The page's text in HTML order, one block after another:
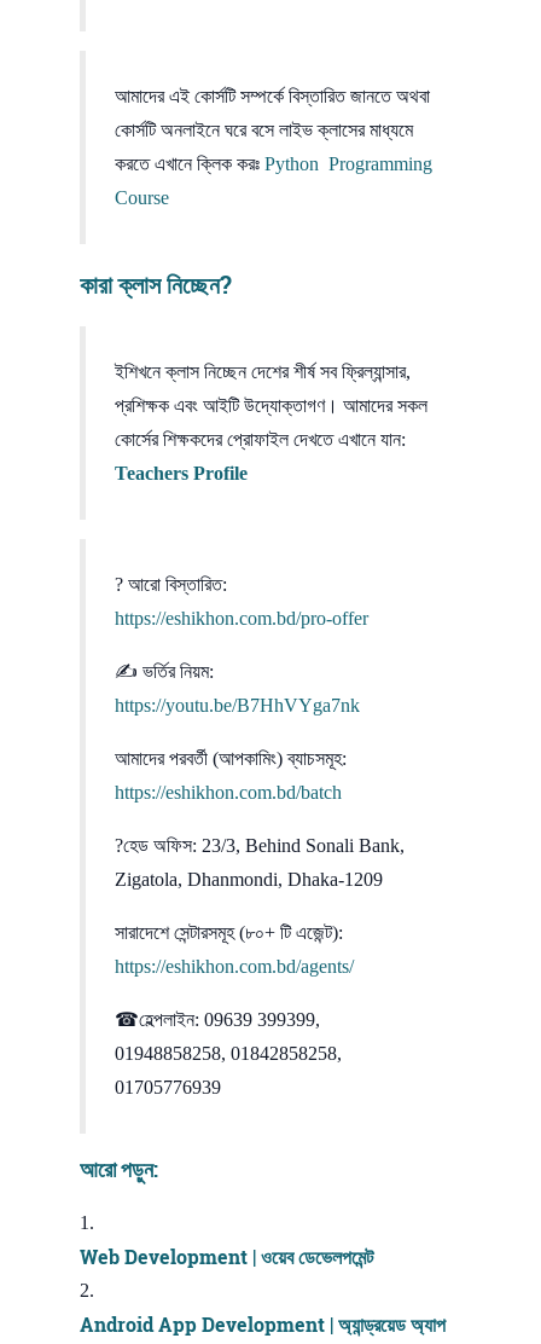
আমাদের এই কোর্সটি সম্পর্কে বিস্তারিত জানতে অথবা
কোর্সটি অনলাইনে ঘরে বসে লাইভ ক্লাসের মাধ্যমে
করতে এখানে ক্লিক করঃ Python Programming
Course
কারা ক্লাস নিচ্ছেন?
ইশিখনে ক্লাস নিচ্ছেন দেশের শীর্ষ সব ফ্রিল্যান্সার,
প্রশিক্ষক এবং আইটি উদ্যোক্তাগণ। আমাদের সকল
কোর্সের শিক্ষকদের প্রোফাইল দেখতে এখানে যান:
Teachers Profile
? আরো বিস্তারিত:
https://eshikhon.com.bd/pro-offer
✍ ভর্তির নিয়ম:
https://youtu.be/B7HhVYga7nk
আমাদের পরবর্তী (আপকামিং) ব্যাচসমূহ:
https://eshikhon.com.bd/batch
?হেড অফিস: 23/3, Behind Sonali Bank,
Zigatola, Dhanmondi, Dhaka-1209
সারাদেশে সেন্টারসমূহ (৮০+ টি এজেন্ট):
https://eshikhon.com.bd/agents/
☎হেল্পলাইন: 09639 399399,
01948858258, 01842858258,
01705776939
আরো পড়ুন:
Web Development | ওয়েব ডেভেলপমেন্ট
Android App Development | অ্যান্ড্রয়েড অ্যাপ